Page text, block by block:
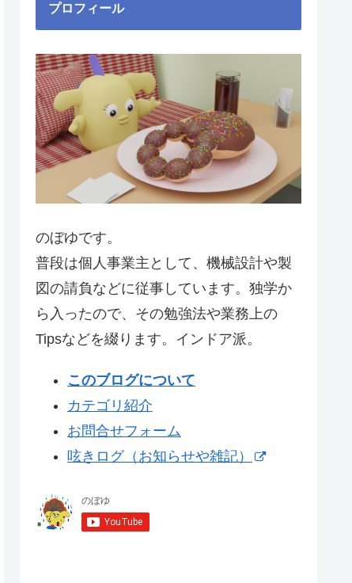
プロフィール
のぼゆです。
普段は個人事業主として、機械設計や製
図の請負などに従事しています。独学か
ら入ったので、その勉強法や業務上の
Tipsなどを綴ります。インドア派。
このブログについて
カテゴリ紹介
お問合せフォーム
呟きログ（お知らせや雑記）